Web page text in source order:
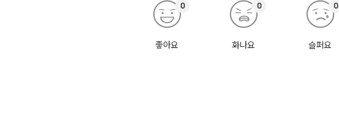
좋아요
0
화나요
0
슬퍼요
0